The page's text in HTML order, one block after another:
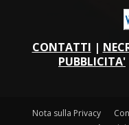
CONTATTI |
PUBBLICITA'
Nota sulla Privacy